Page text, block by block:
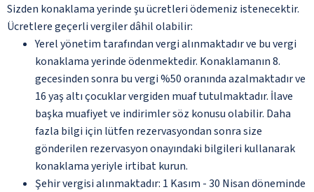
Sizden konaklama yerinde şu ücretleri ödemeniz istenecektir.
Ücretlere geçerli vergiler dâhil olabilir:
Yerel yönetim tarafından vergi alınmaktadır ve bu vergi
konaklama yerinde ödenmektedir. Konaklamanın 8.
gecesinden sonra bu vergi %50 oranında azalmaktadır ve
16 yaş altı çocuklar vergiden muaf tutulmaktadır. İlave
başka muafiyet ve indirimler söz konusu olabilir. Daha
fazla bilgi için lütfen rezervasyondan sonra size
gönderilen rezervasyon onayındaki bilgileri kullanarak
konaklama yeriyle irtibat kurun.
Şehir vergisi alınmaktadır: 1 Kasım - 30 Nisan döneminde